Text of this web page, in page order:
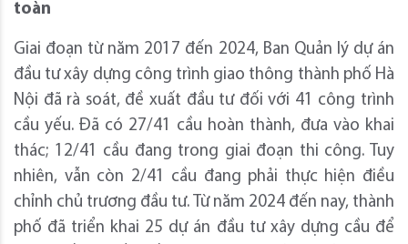
toàn
Giai đoạn từ năm 2017 đến 2024, Ban Quản lý dự án
đầu tư xây dựng công trình giao thông thành phố Hà
Nội đã rà soát, đề xuất đầu tư đối với 41 công trình
cầu yếu. Đã có 27/41 cầu hoàn thành, đưa vào khai
thác; 12/41 cầu đang trong giai đoạn thi công. Tuy
nhiên, vẫn còn 2/41 cầu đang phải thực hiện điều
chỉnh chủ trương đầu tư. Từ năm 2024 đến nay, thành
phố đã triển khai 25 dự án đầu tư xây dựng cầu để